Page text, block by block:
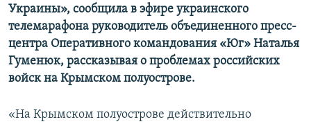
Украины», сообщила в эфире украинского
телемарафона руководитель объединенного пресс-
центра Оперативного командования «Юг» Наталья
Гуменюк, рассказывая о проблемах российских
войск на Крымском полуострове.
«На Крымском полуострове действительно